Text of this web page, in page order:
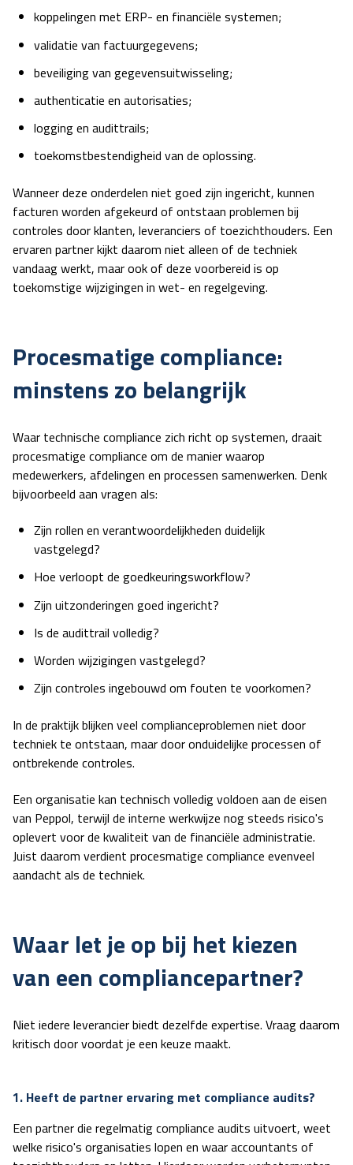
koppelingen met ERP- en financiële systemen;
validatie van factuurgegevens;
beveiliging van gegevensuitwisseling;
authenticatie en autorisaties;
logging en audittrails;
toekomstbestendigheid van de oplossing.
Wanneer deze onderdelen niet goed zijn ingericht, kunnen
facturen worden afgekeurd of ontstaan problemen bij
controles door klanten, leveranciers of toezichthouders. Een
ervaren partner kijkt daarom niet alleen of de techniek
vandaag werkt, maar ook of deze voorbereid is op
toekomstige wijzigingen in wet- en regelgeving.
Procesmatige compliance:
minstens zo belangrijk
Waar technische compliance zich richt op systemen, draait
procesmatige compliance om de manier waarop
medewerkers, afdelingen en processen samenwerken. Denk
bijvoorbeeld aan vragen als:
Zijn rollen en verantwoordelijkheden duidelijk
vastgelegd?
Hoe verloopt de goedkeuringsworkflow?
Zijn uitzonderingen goed ingericht?
Is de audittrail volledig?
Worden wijzigingen vastgelegd?
Zijn controles ingebouwd om fouten te voorkomen?
In de praktijk blijken veel complianceproblemen niet door
techniek te ontstaan, maar door onduidelijke processen of
ontbrekende controles.
Een organisatie kan technisch volledig voldoen aan de eisen
van Peppol, terwijl de interne werkwijze nog steeds risico's
oplevert voor de kwaliteit van de financiële administratie.
Juist daarom verdient procesmatige compliance evenveel
aandacht als de techniek.
Waar let je op bij het kiezen
van een compliancepartner?
Niet iedere leverancier biedt dezelfde expertise. Vraag daarom
kritisch door voordat je een keuze maakt.
1. Heeft de partner ervaring met compliance audits?
Een partner die regelmatigcompliance audits uitvoert, weet
welke risico's organisaties lopen en waar accountants of